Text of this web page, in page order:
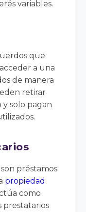
variables.
que
a una
de manera
retirar
y solo pagan
préstamos
propiedad
como
prestatarios